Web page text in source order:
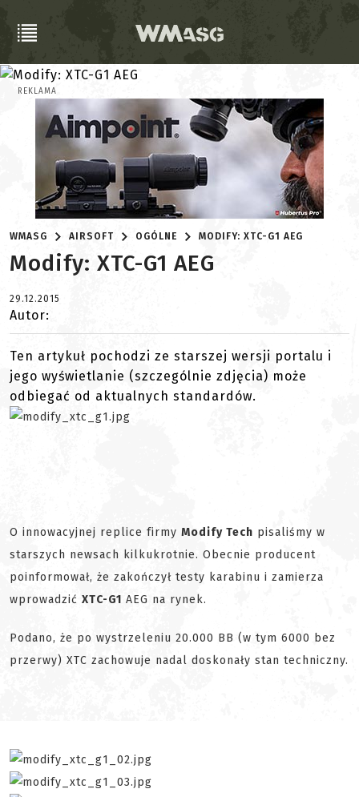
REKLAMA
WMASG AIRSOFT OGÓLNE MODIFY: XTC-G1 AEG
Modify: XTC-G1 AEG
29.12.2015
Autor:
Ten artykuł pochodzi ze starszej wersji portalu i
jego wyświetlanie (szczególnie zdjęcia) może
odbiegać od aktualnych standardów.
O innowacyjnej replice firmy Modify Tech pisaliśmy w
starszych newsach kilkukrotnie. Obecnie producent
poinformował, że zakończył testy karabinu i zamierza
wprowadzić XTC-G1 AEG na rynek.
Podano, że po wystrzeleniu 20.000 BB (w tym 6000 bez
przerwy) XTC zachowuje nadal doskonały stan techniczny.